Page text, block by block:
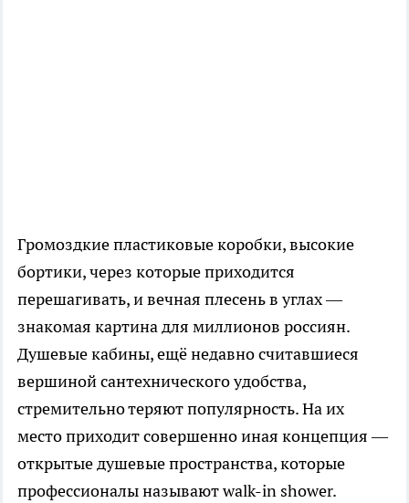
Громоздкие пластиковые коробки, высокие
бортики, через которые приходится
перешагивать, и вечная плесень в углах —
знакомая картина для миллионов россиян.
Душевые кабины, ещё недавно считавшиеся
вершиной сантехнического удобства,
стремительно теряют популярность. На их
место приходит совершенно иная концепция —
открытые душевые пространства, которые
профессионалы называют walk-in shower.